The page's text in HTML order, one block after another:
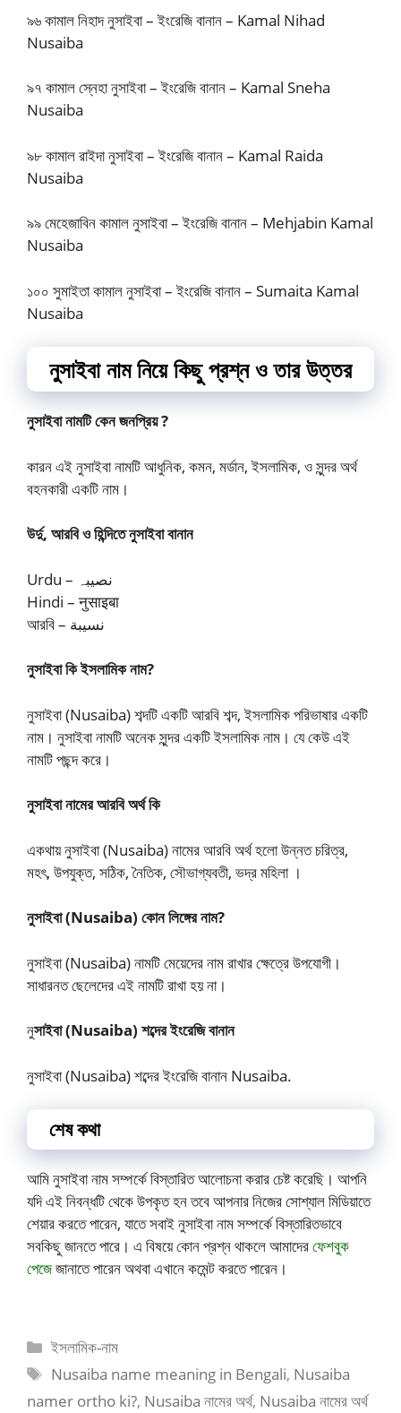
৯৬ কামাল নিহাদ নুসাইবা – ইংরেজি বানান – Kamal Nihad
Nusaiba
৯৭ কামাল স্নেহা নুসাইবা – ইংরেজি বানান – Kamal Sneha
Nusaiba
৯৮ কামাল রাইদা নুসাইবা – ইংরেজি বানান – Kamal Raida
Nusaiba
৯৯ মেহেজাবিন কামাল নুসাইবা – ইংরেজি বানান – Mehjabin Kamal
Nusaiba
১০০ সুমাইতা কামাল নুসাইবা – ইংরেজি বানান – Sumaita Kamal
Nusaiba
নুসাইবা নাম নিয়ে কিছু প্রশ্ন ও তার উত্তর
নুসাইবা নামটি কেন জনপ্রিয় ?
কারন এই নুসাইবা নামটি আধুনিক, কমন, মর্ডান, ইসলামিক, ও সুন্দর অর্থ
বহনকারী একটি নাম।
উর্দু, আরবি ও হিন্দিতে নুসাইবা বানান
Urdu – نصیبہ
Hindi – नुसाइबा
আরবি – نسيبة
নুসাইবা কি ইসলামিক নাম?
নুসাইবা (Nusaiba) শব্দটি একটি আরবি শব্দ, ইসলামিক পরিভাষার একটি
নাম। নুসাইবা নামটি অনেক সুন্দর একটি ইসলামিক নাম। যে কেউ এই
নামটি পছন্দ করে।
নুসাইবা নামের আরবি অর্থ কি
একথায় নুসাইবা (Nusaiba) নামের আরবি অর্থ হলো উন্নত চরিত্র,
মহৎ, উপযুক্ত, সঠিক, নৈতিক, সৌভাগ্যবতী, ভদ্র মহিলা ।
নুসাইবা (Nusaiba) কোন লিঙ্গের নাম?
নুসাইবা (Nusaiba) নামটি মেয়েদের নাম রাখার ক্ষেত্রে উপযোগী।
সাধারনত ছেলেদের এই নামটি রাখা হয় না।
নুসাইবা (Nusaiba) শব্দের ইংরেজি বানান
নুসাইবা (Nusaiba) শব্দের ইংরেজি বানান Nusaiba.
শেষ কথা
আমি নুসাইবা নাম সম্পর্কে বিস্তারিত আলোচনা করার চেষ্ট করেছি। আপনি
যদি এই নিবন্ধটি থেকে উপকৃত হন তবে আপনার নিজের সোশ্যাল মিডিয়াতে
শেয়ার করতে পারেন, যাতে সবাই নুসাইবা নাম সম্পর্কে বিস্তারিতভাবে
সবকিছু জানতে পারে। এ বিষয়ে কোন প্রশ্ন থাকলে আমাদেরফেশবুক
পেজেজানাতে পারেন অথবা এখানে কমেন্ট করতে পারেন।
ইসলামিক-নাম
Nusaiba name meaning in Bengali, Nusaiba
namer ortho ki?, Nusaiba নামের অর্থ, Nusaiba নামের অর্থ